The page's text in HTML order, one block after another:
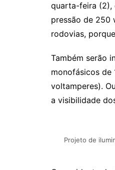
quarta-feira (2),
pressão de 250
rodovias,
Também serão
monofásicos de
voltamperes).
a visibilidade
Projeto de